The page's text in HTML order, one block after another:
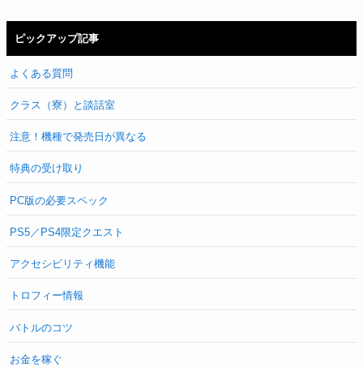
ピックアップ記事
よくある質問
クラス（寮）と談話室
注意！機種で発売日が異なる
特典の受け取り
PC版の必要スペック
PS5／PS4限定クエスト
アクセシビリティ機能
トロフィー情報
バトルのコツ
お金を稼ぐ